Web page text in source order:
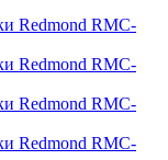
Redmond RMC-
Redmond RMC-
Redmond RMC-
Redmond RMC-